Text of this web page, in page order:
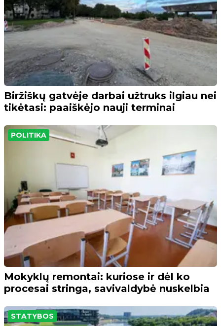
Biržiškų gatvėje darbai užtruks ilgiau nei
tikėtasi: paaiškėjo nauji terminai
POLITIKA
Mokyklų remontai: kuriose ir dėl ko
procesai stringa, savivaldybė nuskelbia
STATYBOS